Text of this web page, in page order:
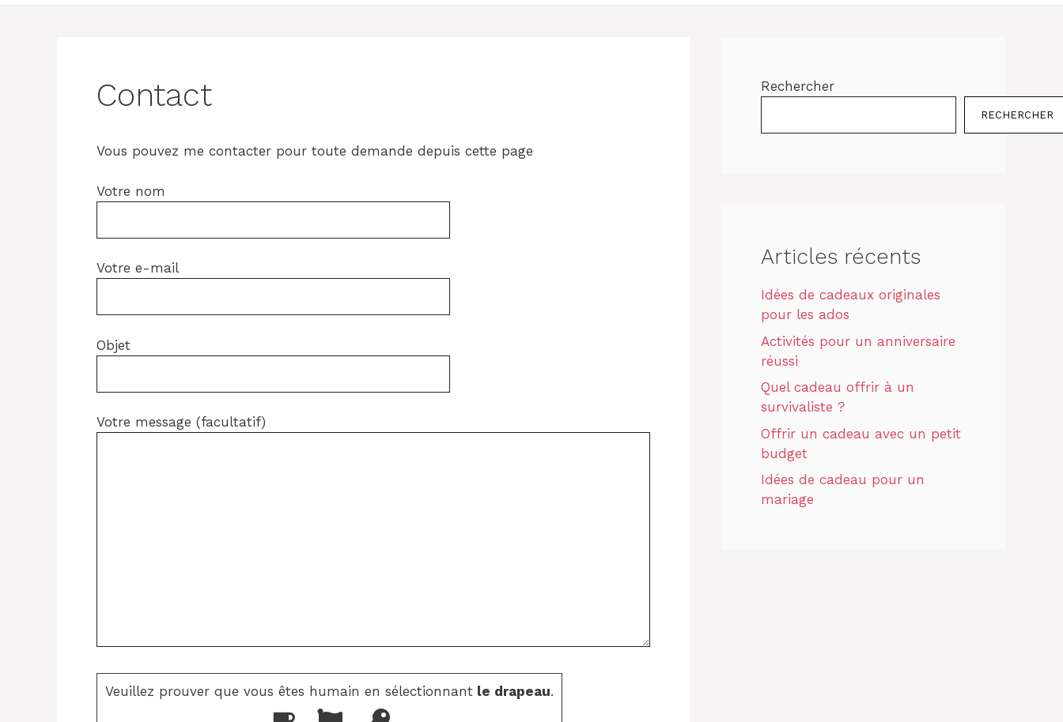
Contact
Vous pouvez me contacter pour toute demande depuis cette page
Votre nom
Votre e-mail
Objet
Votre message (facultatif)
Veuillez prouver que vous êtes humain en sélectionnant le drapeau.
Rechercher
RECHERCHER
Articles récents
Idées de cadeaux originales
pour les ados
Activités pour un anniversaire
réussi
Quel cadeau offrir à un
survivaliste ?
Offrir un cadeau avec un petit
budget
Idées de cadeau pour un
mariage